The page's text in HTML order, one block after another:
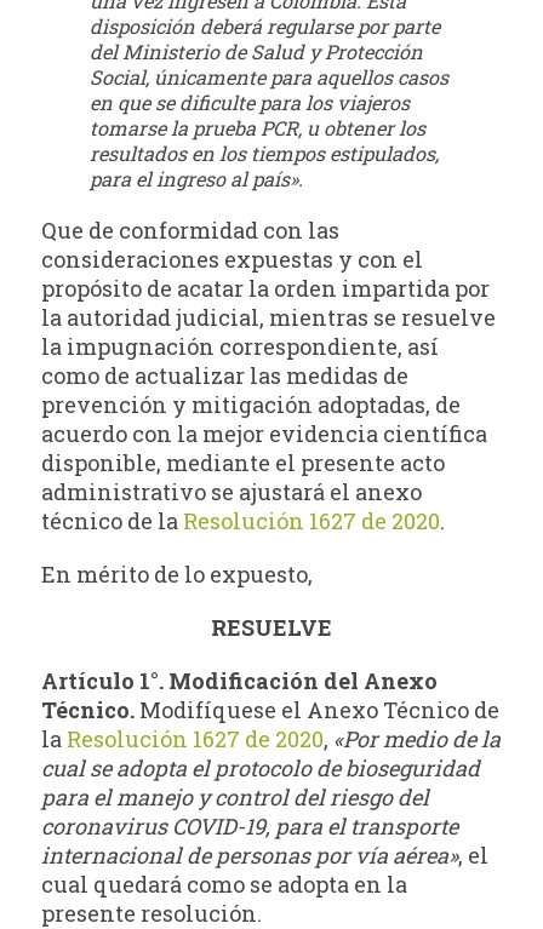
disposición deberá regularse por parte
del Ministerio de Salud y Protección
Social, únicamente para aquellos casos
en que se dificulte para los viajeros
tomarse la prueba PCR, u obtener los
resultados en los tiempos estipulados,
para el ingreso al país».
Que de conformidad con las
consideraciones expuestas y con el
propósito de acatar la orden impartida por
la autoridad judicial, mientras se resuelve
la impugnación correspondiente, así
como de actualizar las medidas de
prevención y mitigación adoptadas, de
acuerdo con la mejor evidencia científica
disponible, mediante el presente acto
administrativo se ajustará el anexo
técnico de la Resolución 1627 de 2020.
En mérito de lo expuesto,
RESUELVE
Artículo 1°. Modificación del Anexo
Técnico. Modifíquese el Anexo Técnico de
la Resolución 1627 de 2020, «Por medio de la
cual se adopta el protocolo de bioseguridad
para el manejo y control del riesgo del
coronavirus COVID-19, para el transporte
internacional de personas por vía aérea», el
cual quedará como se adopta en la
presente resolución.